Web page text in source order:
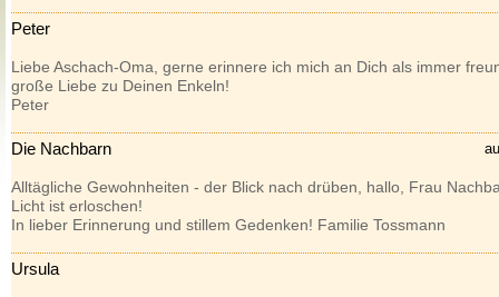
Peter
Liebe Aschach-Oma, gerne erinnere ich mich an Dich als immer
große Liebe zu Deinen Enkeln!
Peter
Die Nachbarn
Alltägliche Gewohnheiten - der Blick nach drüben, hallo, Frau
Licht ist erloschen!
In lieber Erinnerung und stillem Gedenken! Familie Tossmann
Ursula